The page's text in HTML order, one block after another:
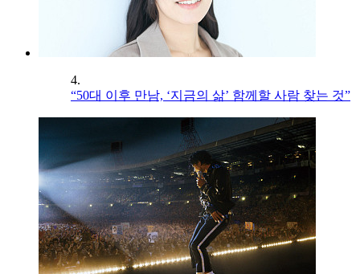
4.
“50대 이후 만남, ‘지금의 삶’ 함께할 사람 찾는 것”